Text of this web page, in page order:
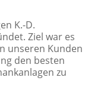
K.-D.
Ziel war es
unseren Kunden
den besten
zu